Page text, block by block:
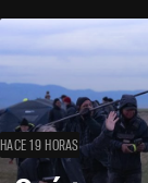
HACE 19 HORAS